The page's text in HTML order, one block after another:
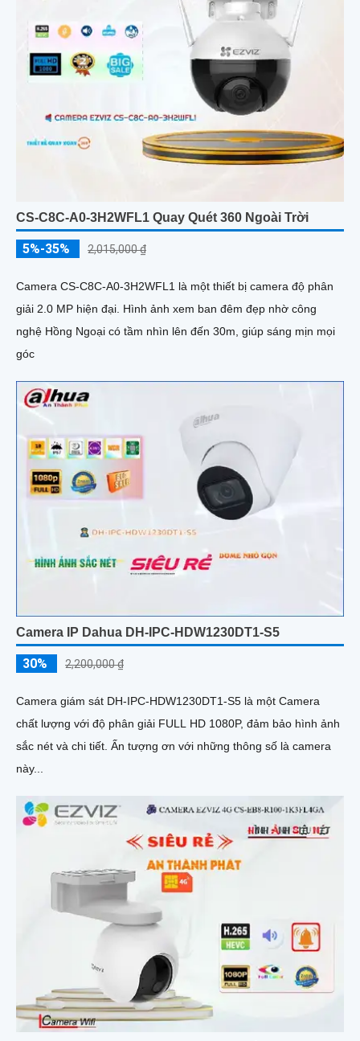
CS-C8C-A0-3H2WFL1 Quay Quét 360 Ngoài Trời
5%-35% 2,015,000 ₫
Camera CS-C8C-A0-3H2WFL1 là một thiết bị camera độ phân
giải 2.0 MP hiện đại. Hình ảnh xem ban đêm đẹp nhờ công
nghệ Hồng Ngoại có tầm nhìn lên đến 30m, giúp sáng mịn mọi
góc
Camera IP Dahua DH-IPC-HDW1230DT1-S5
30% 2,200,000 ₫
Camera giám sát DH-IPC-HDW1230DT1-S5 là một Camera
chất lượng với độ phân giải FULL HD 1080P, đảm bảo hình ảnh
sắc nét và chi tiết. Ấn tượng ơn với những thông số là camera
này...